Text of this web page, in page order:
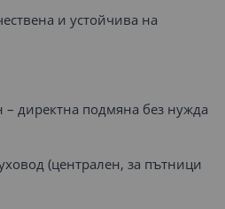
и устойчива на
– директна подмяна без нужда
(централен, за пътници